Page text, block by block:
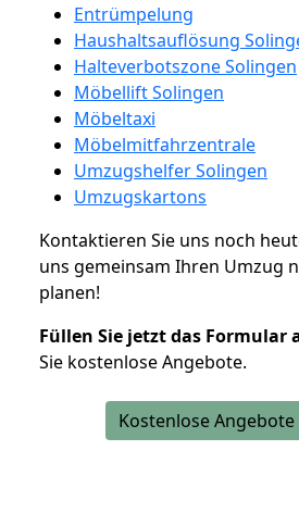
Entrümpelung
Haushaltsauflösung
Halteverbotszone Solingen
Möbellift Solingen
Möbeltaxi
Möbelmitfahrzentrale
Umzugshelfer Solingen
Umzugskartons
Kontaktieren Sie uns noch
uns gemeinsam Ihren Umzug
planen!
Füllen Sie jetzt das Formular
Sie kostenlose Angebote.
Kostenlose